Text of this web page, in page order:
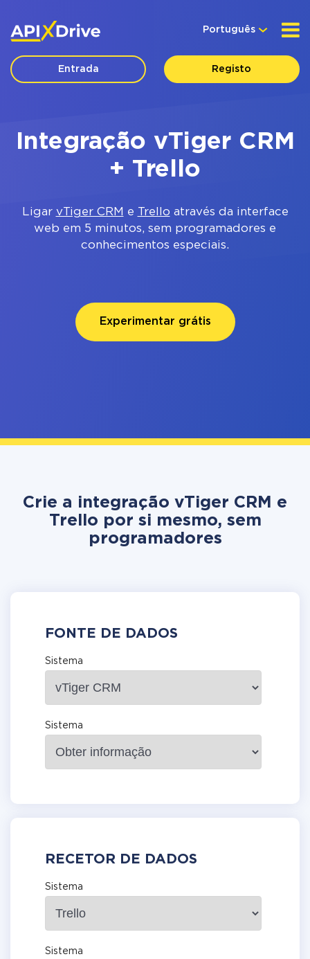
Português
Entrada Registo
Integração vTiger CRM
+ Trello
Ligar vTiger CRM e Trello através da interface
web em 5 minutos, sem programadores e
conhecimentos especiais.
Experimentar grátis
Crie a integração vTiger CRM e
Trello por si mesmo, sem
programadores
FONTE DE DADOS
Sistema
Sistema
RECETOR DE DADOS
Sistema
Sistema